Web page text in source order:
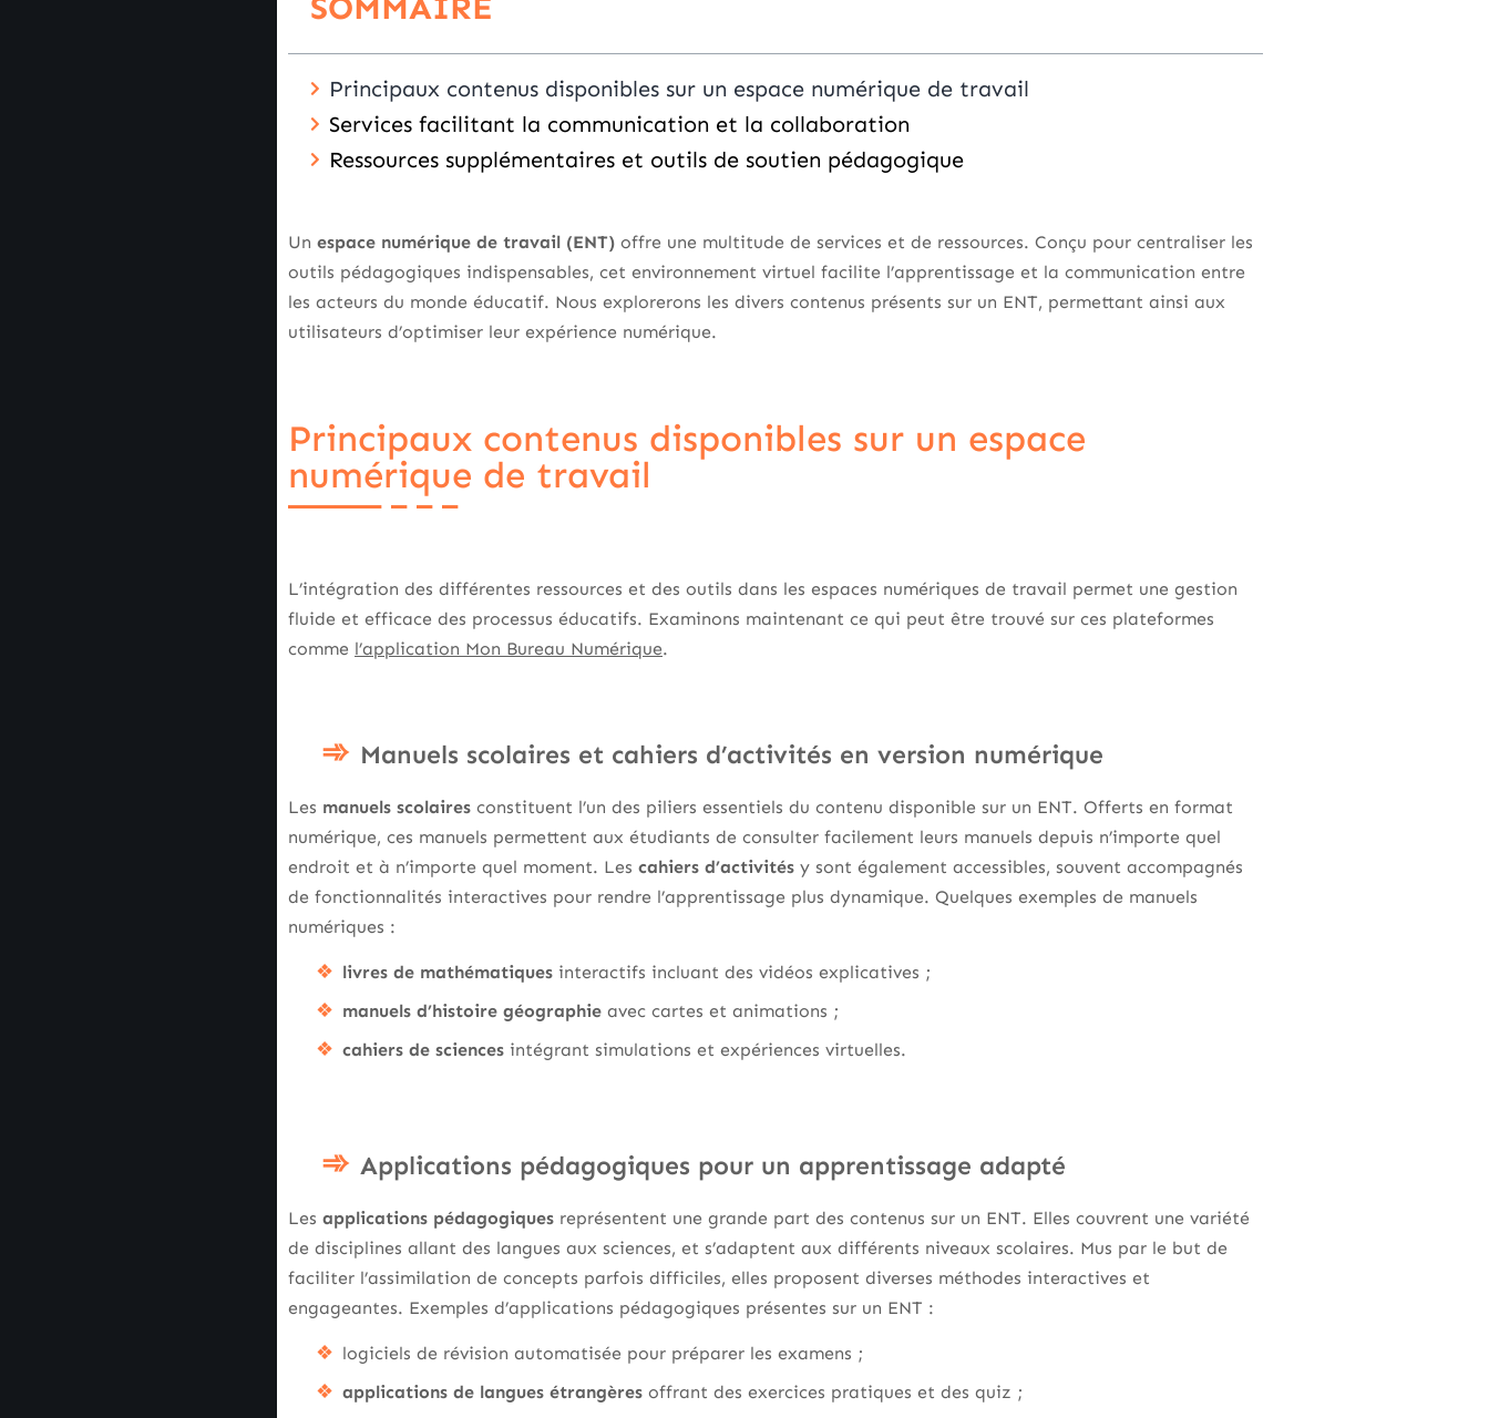
Principaux contenus disponibles sur un espace numérique de travail
Services facilitant la communication et la collaboration
Ressources supplémentaires et outils de soutien pédagogique
Un espace numérique de travail (ENT) offre une multitude de services et de ressources. Conçu pour centraliser les
outils pédagogiques indispensables, cet environnement virtuel facilite l’apprentissage et la communication entre
les acteurs du monde éducatif. Nous explorerons les divers contenus présents sur un ENT, permettant ainsi aux
utilisateurs d’optimiser leur expérience numérique.
Principaux contenus disponibles sur un espace
numérique de travail
L’intégration des différentes ressources et des outils dans les espaces numériques de travail permet une gestion
fluide et efficace des processus éducatifs. Examinons maintenant ce qui peut être trouvé sur ces plateformes
comme l’application Mon Bureau Numérique.
Manuels scolaires et cahiers d’activités en version numérique
Les manuels scolaires constituent l’un des piliers essentiels du contenu disponible sur un ENT. Offerts en format
numérique, ces manuels permettent aux étudiants de consulter facilement leurs manuels depuis n’importe quel
endroit et à n’importe quel moment. Les cahiers d’activités y sont également accessibles, souvent accompagnés
de fonctionnalités interactives pour rendre l’apprentissage plus dynamique. Quelques exemples de manuels
numériques :
livres de mathématiques interactifs incluant des vidéos explicatives ;
manuels d’histoire géographie avec cartes et animations ;
cahiers de sciences intégrant simulations et expériences virtuelles.
Applications pédagogiques pour un apprentissage adapté
Les applications pédagogiques représentent une grande part des contenus sur un ENT. Elles couvrent une variété
de disciplines allant des langues aux sciences, et s’adaptent aux différents niveaux scolaires. Mus par le but de
faciliter l’assimilation de concepts parfois difficiles, elles proposent diverses méthodes interactives et
engageantes. Exemples d’applications pédagogiques présentes sur un ENT :
logiciels de révision automatisée pour préparer les examens ;
applications de langues étrangères offrant des exercices pratiques et des quiz ;